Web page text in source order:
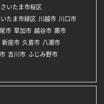
さいたま市桜区
いたま市緑区 川越市 川口市
尾市 草加市 越谷市 蕨市
新座市 久喜市 八潮市
吉川市 ふじみ野市